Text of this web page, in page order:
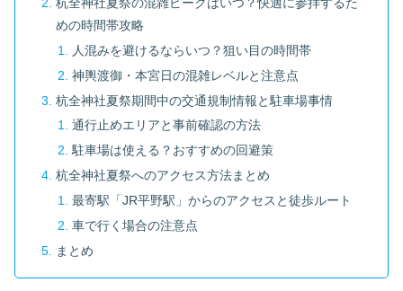
めの時間帯攻略
人混みを避けるならいつ？狙い目の時間帯
神輿渡御・本宮日の混雑レベルと注意点
杭全神社夏祭期間中の交通規制情報と駐車場事情
通行止めエリアと事前確認の方法
駐車場は使える？おすすめの回避策
杭全神社夏祭へのアクセス方法まとめ
最寄駅「JR平野駅」からのアクセスと徒歩ルート
車で行く場合の注意点
まとめ